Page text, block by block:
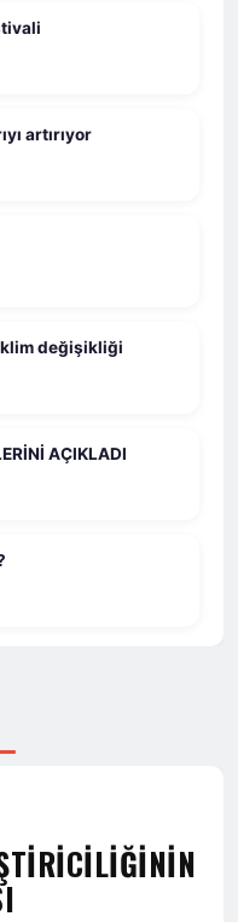
artırıyor
değişikliği
AÇIKLADI